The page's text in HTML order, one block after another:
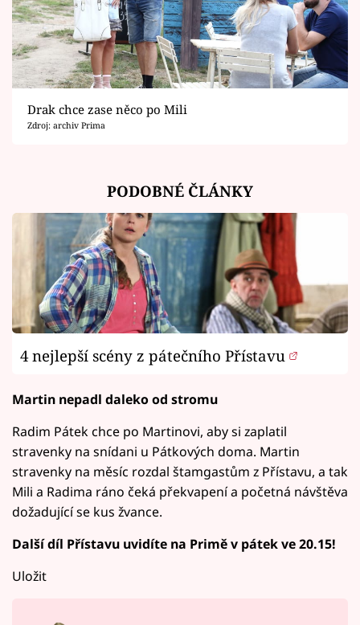
Drak chce zase něco po Mili
Zdroj: archiv Prima
PODOBNÉ ČLÁNKY
4 nejlepší scény z pátečního Přístavu
Martin nepadl daleko od stromu
Radim Pátek chce po Martinovi, aby si zaplatil
stravenky na snídani u Pátkových doma. Martin
stravenky na měsíc rozdal štamgastům z Přístavu, a tak
Mili a Radima ráno čeká překvapení a početná návštěva
dožadující se kus žvance.
Další díl Přístavu uvidíte na Primě v pátek ve 20.15!
Uložit